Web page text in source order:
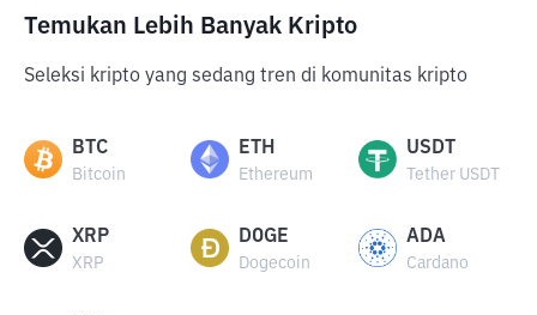
Temukan Lebih Banyak Kripto
Seleksi kripto yang sedang tren di komunitas kripto
BTC
Bitcoin
ETH
Ethereum
USDT
Tether USDT
XRP
XRP
DOGE
Dogecoin
ADA
Cardano